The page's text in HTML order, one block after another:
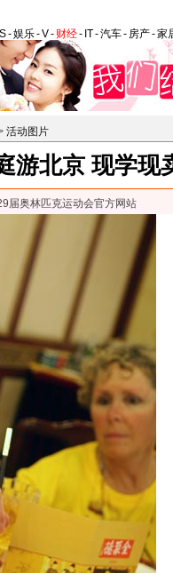
S-娱乐-V- 财经- IT-汽车- 房产-家
活动图片
游北京 现学现
届奥林匹克运动会官方网站